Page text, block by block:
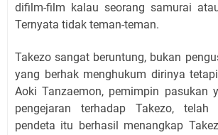
difilm-film kalau seorang samurai
Ternyata tidak teman-teman.
Takezo sangat beruntung, bukan
yang berhak menghukum dirinya
Aoki Tanzaemon, pemimpin pasukan
pengejaran terhadap Takezo, telah
pendeta itu berhasil menangkap